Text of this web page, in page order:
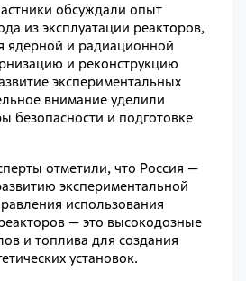
обсуждали опыт
из эксплуатации реакторов,
ядерной и радиационной
и реконструкцию
экспериментальных
внимание уделили
безопасности и подготовке
отметили, что Россия —
экспериментальной
использования
— это высокодозные
и топлива для создания
установок.